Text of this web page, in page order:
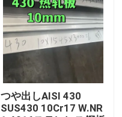
つや出しAISI 430
SUS430 10Cr17 W.NR